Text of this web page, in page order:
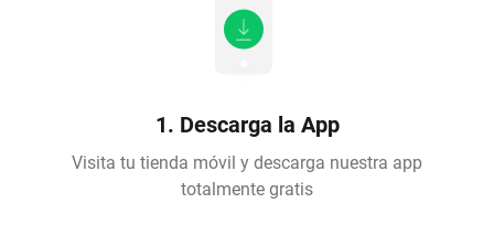
1. Descarga la App
Visita tu tienda móvil y descarga nuestra app
totalmente gratis